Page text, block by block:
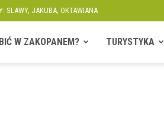
SLAWY, JAKUBA, OKTAWIANA
W ZAKOPANEM? TURYSTYKA